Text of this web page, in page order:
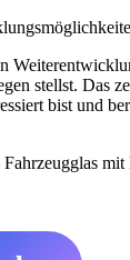
stellst. Das
bist und